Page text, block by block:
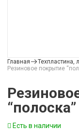
Главная Техпластина,
Резиновое покрытие
Есть в наличии